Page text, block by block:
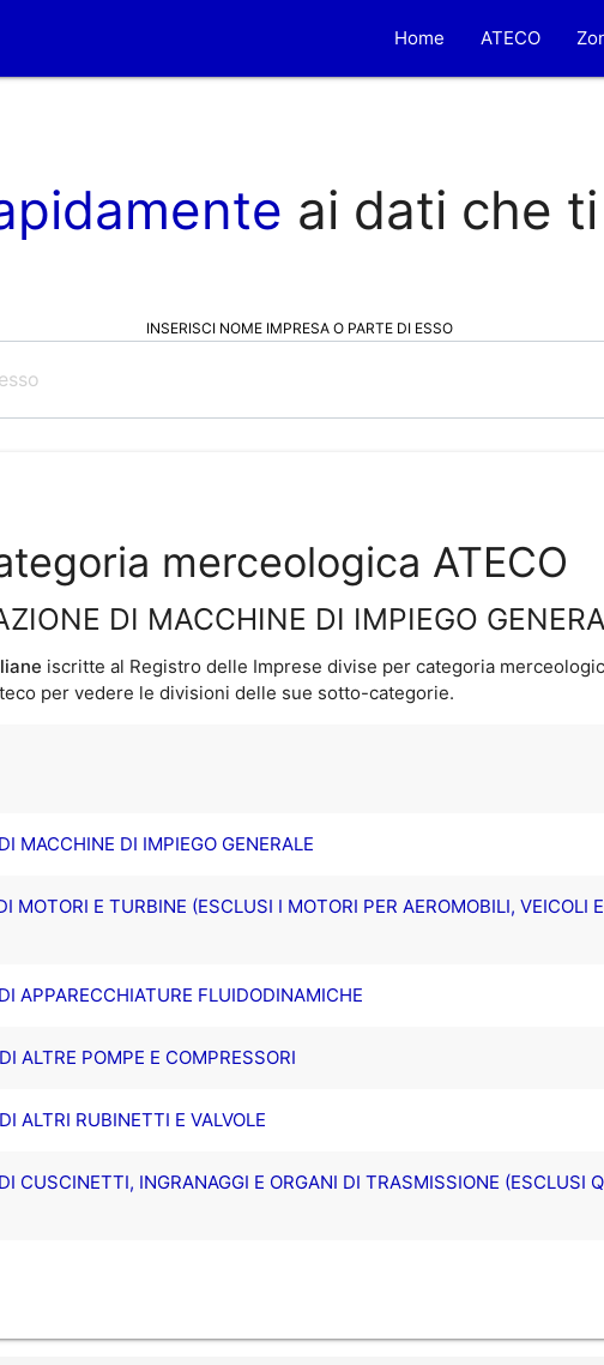
Home ATECO
ai dati che
INSERISCI NOME IMPRESA O PARTE DI ESSO
merceologica ATECO
DI MACCHINE DI IMPIEGO
iscritte al Registro delle Imprese divise per categoria
per vedere le divisioni delle sue sotto-categorie.
MACCHINE DI IMPIEGO GENERALE
MOTORI E TURBINE (ESCLUSI I MOTORI PER AEROMOBILI, VEICOLI E
APPARECCHIATURE FLUIDODINAMICHE
ALTRE POMPE E COMPRESSORI
ALTRI RUBINETTI E VALVOLE
CUSCINETTI, INGRANAGGI E ORGANI DI TRASMISSIONE (ESCLUSI